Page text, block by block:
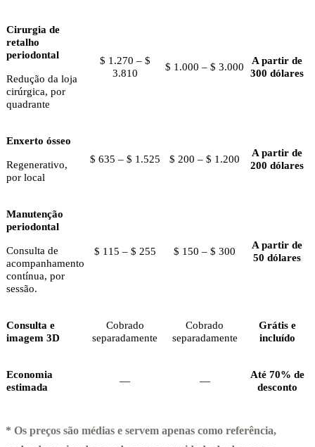
Cirurgia de
retalho
periodontal
Redução da loja
cirúrgica, por
quadrante
$ 1.270 – $
3.810
$ 1.000 – $ 3.000
A partir de
300 dólares
Enxerto ósseo
Regenerativo,
por local
$ 635 – $ 1.525 $ 200 – $ 1.200
A partir de
200 dólares
Manutenção
periodontal
Consulta de
acompanhamento
contínua, por
sessão.
$ 115 – $ 255 $ 150 – $ 300
A partir de
50 dólares
Consulta e
imagem 3D
Cobrado
separadamente
Cobrado
separadamente
Grátis e
incluído
Economia
estimada
— —
Até 70% de
desconto
* Os preços são médias e servem apenas como referência,